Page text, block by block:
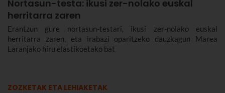
Nortasun-testa: ikusi zer-nolako euskal
herritarra zaren
Erantzun gure nortasun-testari, ikusi zer-nolako euskal
herritarra zaren, eta irabazi oparitzeko dauzkagun Marea
Laranjako hiru elastikoetako bat
ZOZKETAK ETA LEHIAKETAK